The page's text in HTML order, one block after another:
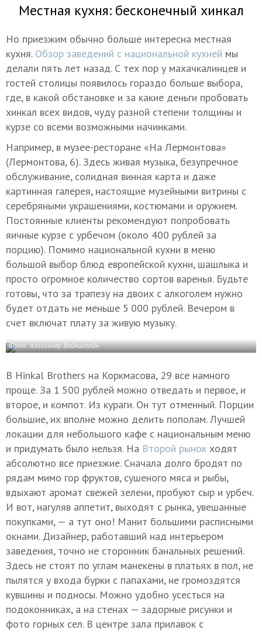
Местная кухня: бесконечный хинкал
Но приезжим обычно больше интересна местная
кухня. Обзор заведений с национальной кухней мы
делали пять лет назад. С тех пор у махачкалинцев и
гостей столицы появилось гораздо больше выбора,
где, в какой обстановке и за какие деньги пробовать
хинкал всех видов, чуду разной степени толщины и
курзе со всеми возможными начинками.
Например, в музее-ресторане «На Лермонтова»
(Лермонтова, 6). Здесь живая музыка, безупречное
обслуживание, солидная винная карта и даже
картинная галерея, настоящие музейными витрины с
серебряными украшениями, костюмами и оружием.
Постоянные клиенты рекомендуют попробовать
яичные курзе с урбечом (около 400 рублей за
порцию). Помимо национальной кухни в меню
большой выбор блюд европейской кухни, шашлыка и
просто огромное количество сортов варенья. Будьте
готовы, что за трапезу на двоих с алкоголем нужно
будет отдать не меньше 5 000 рублей. Вечером в
счет включат плату за живую музыку.
Фото: Александр Вайнштейн
В Hinkal Brothers на Коркмасова, 29 все намного
проще. За 1 500 рублей можно отведать и первое, и
второе, и компот. Из кураги. Он тут отменный. Порции
большие, их вполне можно делить пополам. Лучшей
локации для небольшого кафе с национальным меню
и придумать было нельзя. На Второй рынок ходят
абсолютно все приезжие. Сначала долго бродят по
рядам мимо гор фруктов, сушеного мяса и рыбы,
вдыхают аромат свежей зелени, пробуют сыр и урбеч.
И вот, нагуляв аппетит, выходят с рынка, увешанные
покупками, — а тут оно! Манит большими расписными
окнами. Дизайнер, работавший над интерьером
заведения, точно не сторонник банальных решений.
Здесь не стоят по углам манекены в платьях в пол, не
пылятся у входа бурки с папахами, не громоздятся
кувшины и подносы. Можно удобно усесться на
подоконниках, а на стенах — задорные рисунки и
фото горных сел. В центре зала прилавок с